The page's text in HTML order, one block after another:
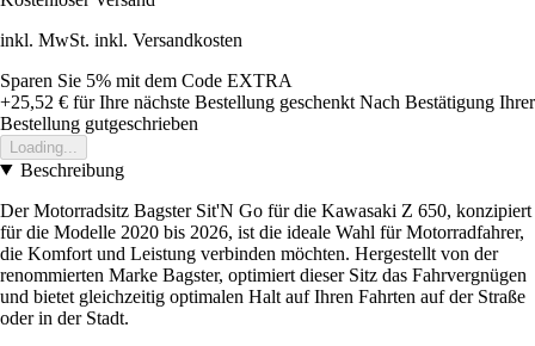
inkl. MwSt. inkl. Versandkosten
Sparen Sie 5% mit dem Code EXTRA
+25,52 € für Ihre nächste Bestellung geschenkt Nach Bestätigung Ihrer
Bestellung gutgeschrieben
Loading...
Beschreibung
Der Motorradsitz Bagster Sit'N Go für die Kawasaki Z 650, konzipiert
für die Modelle 2020 bis 2026, ist die ideale Wahl für Motorradfahrer,
die Komfort und Leistung verbinden möchten. Hergestellt von der
renommierten Marke Bagster, optimiert dieser Sitz das Fahrvergnügen
und bietet gleichzeitig optimalen Halt auf Ihren Fahrten auf der Straße
oder in der Stadt.